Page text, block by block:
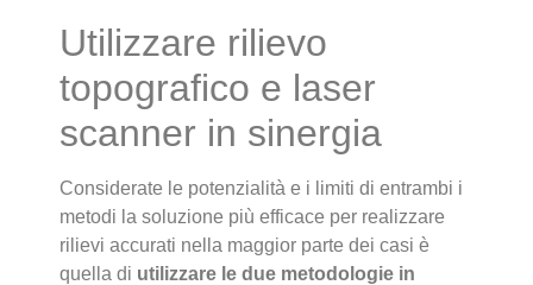
Utilizzare rilievo
topografico e laser
scanner in sinergia
Considerate le potenzialità e i limiti di entrambi i
metodi la soluzione più efficace per realizzare
rilievi accurati nella maggior parte dei casi è
quella di utilizzare le due metodologie in